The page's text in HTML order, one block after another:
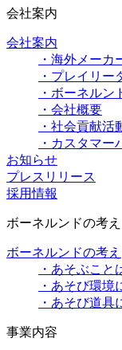
会社案内
会社案内
・海外メーカ
・プレイリー
・ボーネルン
・会社概要
・社会貢献活
・カスタマ
お知らせ
プレスリリース
採用情報
ボーネルンドの考え
ボーネルンドの考え
・あそぶこと
・あそび環境
・あそび道具
事業内容